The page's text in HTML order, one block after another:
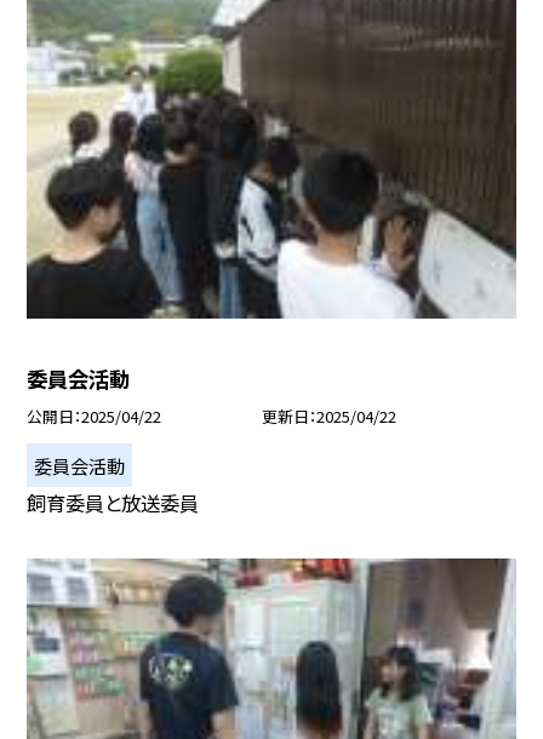
委員会活動
公開日 2025/04/22 更新日 2025/04/22
委員会活動
飼育委員と放送委員